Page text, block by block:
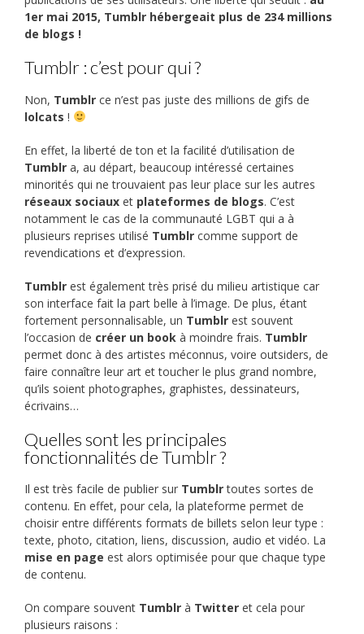
1er mai 2015, Tumblr hébergeait plus de 234 millions
de blogs !
Tumblr : c’est pour qui ?
Non, Tumblr ce n’est pas juste des millions de gifs de
lolcats !
En effet, la liberté de ton et la facilité d’utilisation de
Tumblr a, au départ, beaucoup intéressé certaines
minorités qui ne trouvaient pas leur place sur les autres
réseaux sociaux et plateformes de blogs. C’est
notamment le cas de la communauté LGBT qui a à
plusieurs reprises utilisé Tumblr comme support de
revendications et d’expression.
Tumblr est également très prisé du milieu artistique car
son interface fait la part belle à l’image. De plus, étant
fortement personnalisable, un Tumblr est souvent
l’occasion de créer un book à moindre frais. Tumblr
permet donc à des artistes méconnus, voire outsiders, de
faire connaître leur art et toucher le plus grand nombre,
qu’ils soient photographes, graphistes, dessinateurs,
écrivains…
Quelles sont les principales
fonctionnalités de Tumblr ?
Il est très facile de publier sur Tumblrtoutes sortes de
contenu. En effet, pour cela, la plateforme permet de
choisir entre différents formats de billets selon leur type :
texte, photo, citation, liens, discussion, audio et vidéo. La
mise en page est alors optimisée pour que chaque type
de contenu.
On compare souvent Tumblr à Twitter et cela pour
plusieurs raisons :